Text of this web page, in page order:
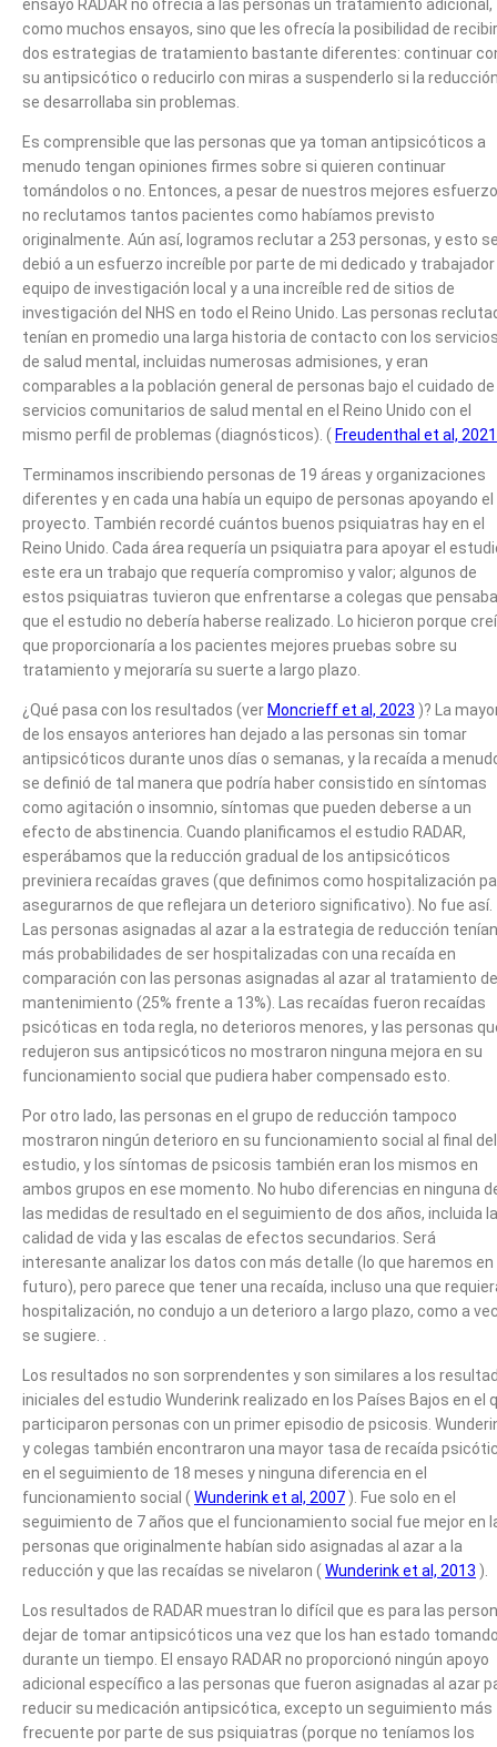
ensayo RADAR no ofrecía a las personas un tratamiento adicional,
como muchos ensayos, sino que les ofrecía la posibilidad de recibir
dos estrategias de tratamiento bastante diferentes: continuar
su antipsicótico o reducirlo con miras a suspenderlo si la
se desarrollaba sin problemas.
Es comprensible que las personas que ya toman antipsicóticos a
menudo tengan opiniones firmes sobre si quieren continuar
tomándolos o no. Entonces, a pesar de nuestros mejores
no reclutamos tantos pacientes como habíamos previsto
originalmente. Aún así, logramos reclutar a 253 personas, y esto
debió a un esfuerzo increíble por parte de mi dedicado y trabajador
equipo de investigación local y a una increíble red de sitios de
investigación del NHS en todo el Reino Unido. Las personas
tenían en promedio una larga historia de contacto con los
de salud mental, incluidas numerosas admisiones, y eran
comparables a la población general de personas bajo el cuidado
servicios comunitarios de salud mental en el Reino Unido con el
mismo perfil de problemas (diagnósticos). ( Freudenthal et al, 2021
Terminamos inscribiendo personas de 19 áreas y organizaciones
diferentes y en cada una había un equipo de personas apoyando el
proyecto. También recordé cuántos buenos psiquiatras hay en el
Reino Unido. Cada área requería un psiquiatra para apoyar el
este era un trabajo que requería compromiso y valor; algunos de
estos psiquiatras tuvieron que enfrentarse a colegas que
que el estudio no debería haberse realizado. Lo hicieron porque
que proporcionaría a los pacientes mejores pruebas sobre su
tratamiento y mejoraría su suerte a largo plazo.
¿Qué pasa con los resultados (ver Moncrieff et al, 2023 )? La
de los ensayos anteriores han dejado a las personas sin tomar
antipsicóticos durante unos días o semanas, y la recaída a
se definió de tal manera que podría haber consistido en síntomas
como agitación o insomnio, síntomas que pueden deberse a un
efecto de abstinencia. Cuando planificamos el estudio RADAR,
esperábamos que la reducción gradual de los antipsicóticos
previniera recaídas graves (que definimos como hospitalización
asegurarnos de que reflejara un deterioro significativo). No fue así.
Las personas asignadas al azar a la estrategia de reducción tenían
más probabilidades de ser hospitalizadas con una recaída en
comparación con las personas asignadas al azar al tratamiento de
mantenimiento (25% frente a 13%). Las recaídas fueron recaídas
psicóticas en toda regla, no deterioros menores, y las personas
redujeron sus antipsicóticos no mostraron ninguna mejora en su
funcionamiento social que pudiera haber compensado esto.
Por otro lado, las personas en el grupo de reducción tampoco
mostraron ningún deterioro en su funcionamiento social al final del
estudio, y los síntomas de psicosis también eran los mismos en
ambos grupos en ese momento. No hubo diferencias en ninguna
las medidas de resultado en el seguimiento de dos años, incluida la
calidad de vida y las escalas de efectos secundarios. Será
interesante analizar los datos con más detalle (lo que haremos en
futuro), pero parece que tener una recaída, incluso una que
hospitalización, no condujo a un deterioro a largo plazo, como a
se sugiere. .
Los resultados no son sorprendentes y son similares a los
iniciales del estudio Wunderink realizado en los Países Bajos en el
participaron personas con un primer episodio de psicosis.
y colegas también encontraron una mayor tasa de recaída
en el seguimiento de 18 meses y ninguna diferencia en el
funcionamiento social ( Wunderink et al, 2007 ). Fue solo en el
seguimiento de 7 años que el funcionamiento social fue mejor en
personas que originalmente habían sido asignadas al azar a la
reducción y que las recaídas se nivelaron ( Wunderink et al, 2013 ).
Los resultados de RADAR muestran lo difícil que es para las
dejar de tomar antipsicóticos una vez que los han estado
durante un tiempo. El ensayo RADAR no proporcionó ningún apoyo
adicional específico a las personas que fueron asignadas al azar
reducir su medicación antipsicótica, excepto un seguimiento más
frecuente por parte de sus psiquiatras (porque no teníamos los